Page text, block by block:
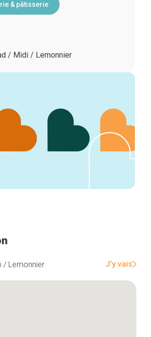
& pâtisserie
/ Midi / Lemonnier
/ Lemonnier J'y vais